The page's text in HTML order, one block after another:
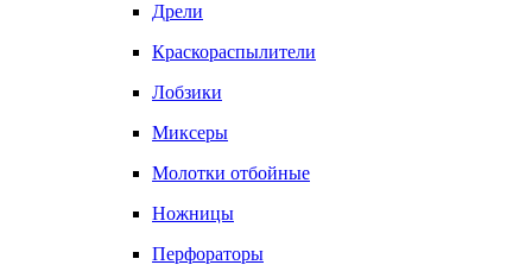
Дрели
Краскораспылители
Лобзики
Миксеры
Молотки отбойные
Ножницы
Перфораторы